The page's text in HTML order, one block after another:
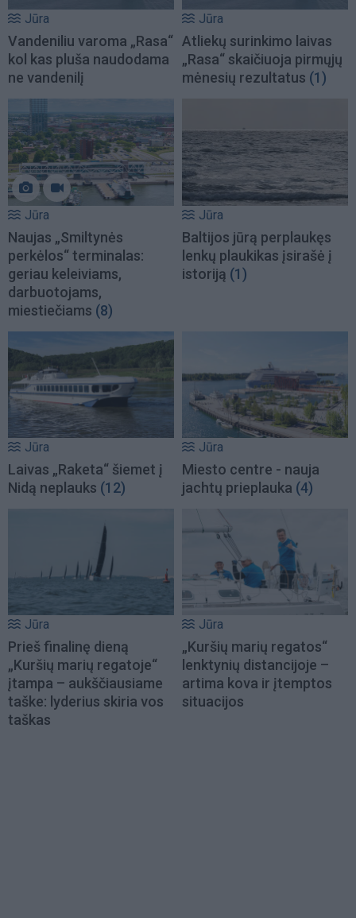
Jūra
Vandeniliu varoma „Rasa“
kol kas pluša naudodama
ne vandenilį
Jūra
Atliekų surinkimo laivas
„Rasa“ skaičiuoja pirmųjų
mėnesių rezultatus (1)
Jūra
Naujas „Smiltynės
perkėlos“ terminalas:
geriau keleiviams,
darbuotojams,
miestiečiams (8)
Jūra
Baltijos jūrą perplaukęs
lenkų plaukikas įsirašė į
istoriją (1)
Jūra
Laivas „Raketa“ šiemet į
Nidą neplauks (12)
Jūra
Miesto centre - nauja
jachtų prieplauka (4)
Jūra
Prieš finalinę dieną
„Kuršių marių regatoje“
įtampa – aukščiausiame
taške: lyderius skiria vos
taškas
Jūra
„Kuršių marių regatos“
lenktynių distancijoje –
artima kova ir įtemptos
situacijos